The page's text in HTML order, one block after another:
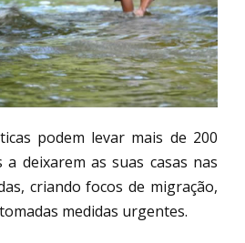
podem levar mais de 200
a deixarem as suas casas nas
criando focos de migração,
medidas urgentes.